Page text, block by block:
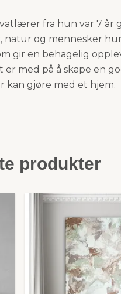
fra hun var 7 år
og mennesker
gir en behagelig
med på å skape en
kan gjøre med et hjem.
produkter